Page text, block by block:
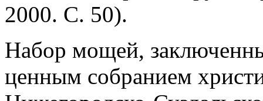
2000. С. 50).
Набор мощей,
ценным собранием